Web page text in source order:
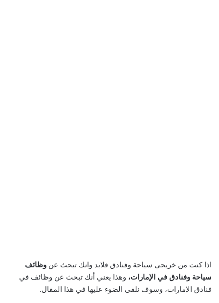
اذا كنت من خريجي سياحة وفنادق فلابد وانك تبحث عن وظائف
سياحة وفنادق في الإمارات، وهذا يعني أنك تبحث عن وظائف في
فنادق الإمارات، وسوف نلقى الضوء عليها في هذا المقال.